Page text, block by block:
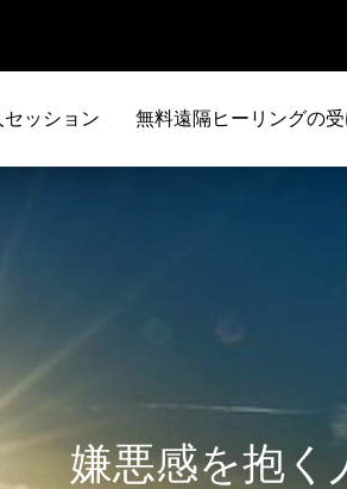
セッション 無料遠隔ヒーリングの
嫌悪感を抱く